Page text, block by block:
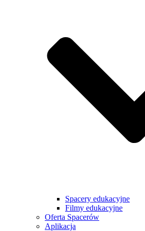
Spacery edukacyjne
Filmy edukacyjne
Oferta Spacerów
Aplikacja